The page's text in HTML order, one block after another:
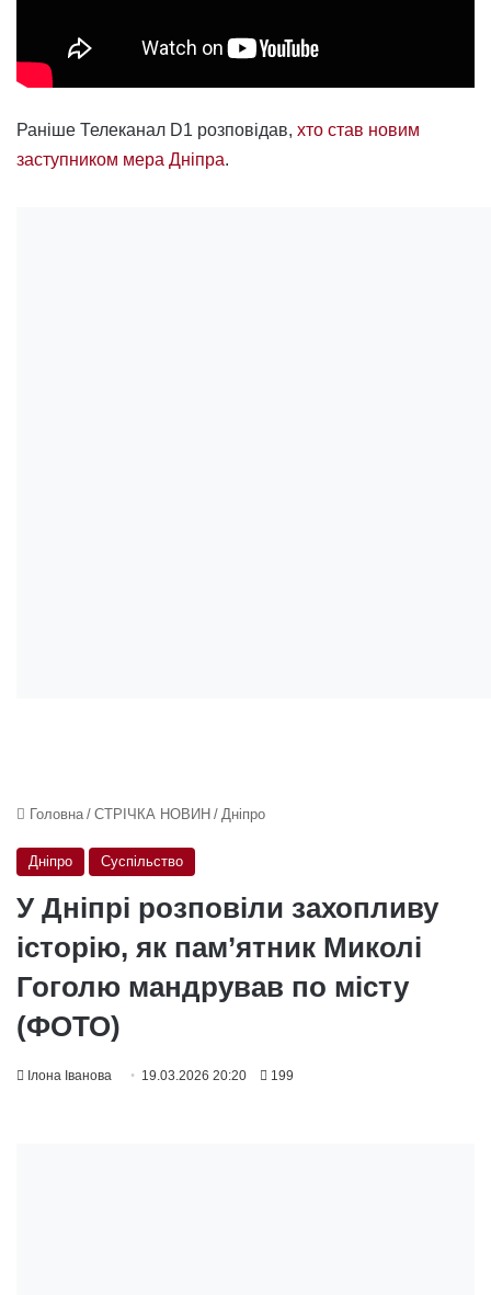
Раніше Телеканал D1 розповідав, хто став новим
заступником мера Дніпра.